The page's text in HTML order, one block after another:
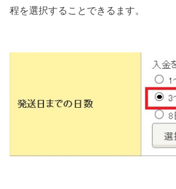
程を選択することできるます。